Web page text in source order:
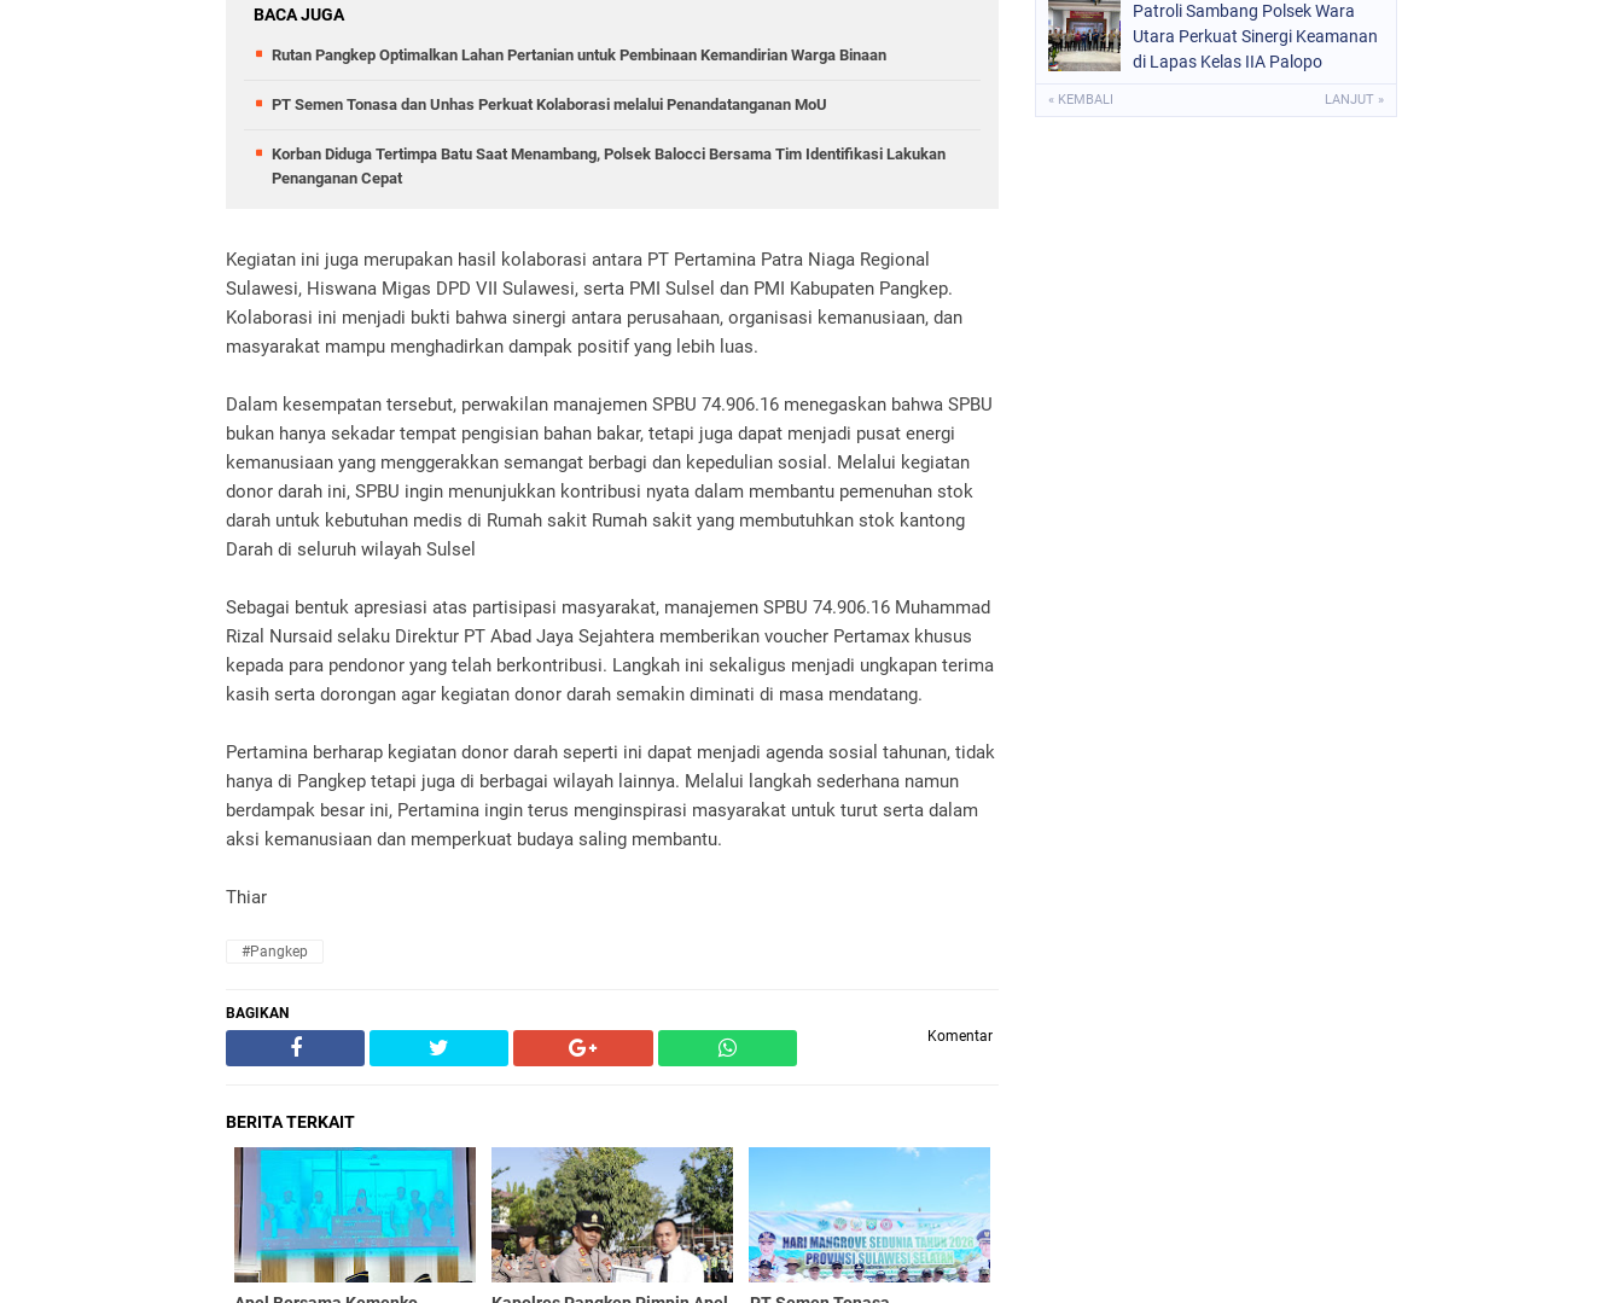
BACA JUGA
Rutan Pangkep Optimalkan Lahan Pertanian untuk Pembinaan Kemandirian Warga Binaan
PT Semen Tonasa dan Unhas Perkuat Kolaborasi melalui Penandatanganan MoU
Korban Diduga Tertimpa Batu Saat Menambang, Polsek Balocci Bersama Tim Identifikasi Lakukan
Penanganan Cepat
Kegiatan ini juga merupakan hasil kolaborasi antara PT Pertamina Patra Niaga Regional
Sulawesi, Hiswana Migas DPD VII Sulawesi, serta PMI Sulsel dan PMI Kabupaten Pangkep.
Kolaborasi ini menjadi bukti bahwa sinergi antara perusahaan, organisasi kemanusiaan, dan
masyarakat mampu menghadirkan dampak positif yang lebih luas.
Dalam kesempatan tersebut, perwakilan manajemen SPBU 74.906.16 menegaskan bahwa SPBU
bukan hanya sekadar tempat pengisian bahan bakar, tetapi juga dapat menjadi pusat energi
kemanusiaan yang menggerakkan semangat berbagi dan kepedulian sosial. Melalui kegiatan
donor darah ini, SPBU ingin menunjukkan kontribusi nyata dalam membantu pemenuhan stok
darah untuk kebutuhan medis di Rumah sakit Rumah sakit yang membutuhkan stok kantong
Darah di seluruh wilayah Sulsel
Sebagai bentuk apresiasi atas partisipasi masyarakat, manajemen SPBU 74.906.16 Muhammad
Rizal Nursaid selaku Direktur PT Abad Jaya Sejahtera memberikan voucher Pertamax khusus
kepada para pendonor yang telah berkontribusi. Langkah ini sekaligus menjadi ungkapan terima
kasih serta dorongan agar kegiatan donor darah semakin diminati di masa mendatang.
Pertamina berharap kegiatan donor darah seperti ini dapat menjadi agenda sosial tahunan, tidak
hanya di Pangkep tetapi juga di berbagai wilayah lainnya. Melalui langkah sederhana namun
berdampak besar ini, Pertamina ingin terus menginspirasi masyarakat untuk turut serta dalam
aksi kemanusiaan dan memperkuat budaya saling membantu.
Thiar
#Pangkep
BAGIKAN
Komentar
BERITA TERKAIT
Patroli Sambang Polsek Wara
Utara Perkuat Sinergi Keamanan
di Lapas Kelas IIA Palopo
« KEMBALI LANJUT »